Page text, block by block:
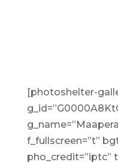
[photoshelter-
f_fullscreen=”t”
pho_credit=”iptc”